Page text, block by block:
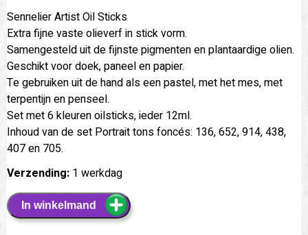
Sennelier Artist Oil Sticks
Extra fijne vaste olieverf in stick vorm.
Samengesteld uit de fijnste pigmenten en plantaardige olien.
Geschikt voor doek, paneel en papier.
Te gebruiken uit de hand als een pastel, met het mes, met
terpentijn en penseel.
Set met 6 kleuren oilsticks, ieder 12ml.
Inhoud van de set Portrait tons foncés: 136, 652, 914, 438,
407 en 705.
Verzending: 1 werkdag
In winkelmand